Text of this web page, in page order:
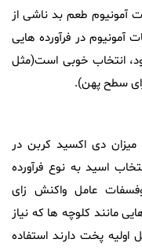
آمونیوم طعم بد ناشی از
آمونیوم در فرآورده هایی
انتخاب خوبی است(مثل
دی اکسید کربن در
اسید به نوع فرآورده
عامل واکنش زای
مانند کلوچه ها که نیاز
پخت دارند استفاده